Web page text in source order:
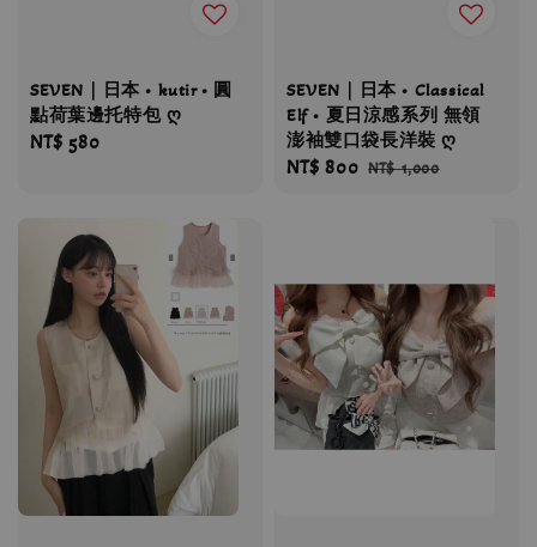
SEVEN｜日本 • kutir • 圓
點荷葉邊托特包 ღ
Regular
NT$ 580
SEVEN｜日本 • Classical
Elf • 夏日涼感系列 無領
澎袖雙口袋長洋裝 ღ
Sale
NT$ 800 Regular
NT$ 1,000